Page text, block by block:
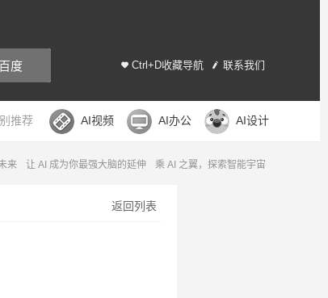
Ctrl+D收藏导航 联系我们
百度
推荐 AI视频 AI办公 AI设计
来 让 AI 成为你最强大脑的延伸 乘 AI 之翼，探索智能宇宙
返回列表